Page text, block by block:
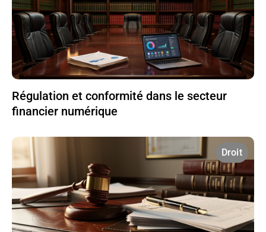
Régulation et conformité dans le secteur
financier numérique
Droit